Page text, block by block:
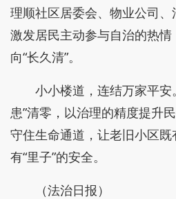
理顺社区居委会、物业公司、
激发居民主动参与自治的热情
向“长久清”。
小小楼道，连结万家平安
患”清零，以治理的精度提升
守住生命通道，让老旧小区既
有“里子”的安全。
（法治日报）